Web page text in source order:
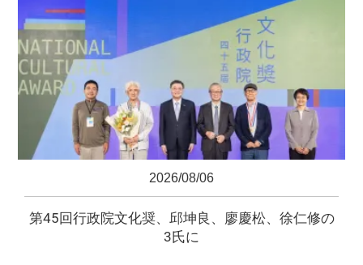
2026/08/06
第45回行政院文化奨、邱坤良、廖慶松、徐仁修の
3氏に